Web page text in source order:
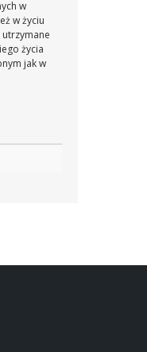
w
w życiu
utrzymane
życia
jak w